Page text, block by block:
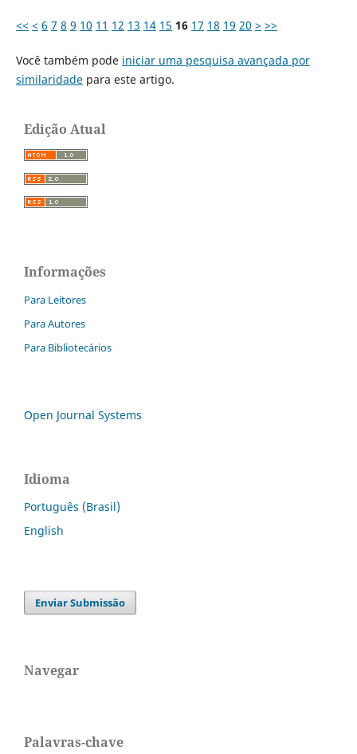
<< < 6 7 8 9 10 11 12 13 14 15 16 17 18 19 20 > >>
Você também pode iniciar uma pesquisa avançada por
similaridadepara este artigo.
Edição Atual
Informações
Para Leitores
Para Autores
Para Bibliotecários
Open Journal Systems
Idioma
Português (Brasil)
English
Enviar Submissão
Navegar
Palavras-chave